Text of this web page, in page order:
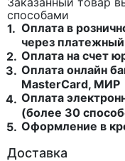
способами
1. Оплата в
через
2. Оплата на счет
3. Оплата онлайн
MasterCard, МИР
4. Оплата
(более 30
5. Оформление в
Доставка